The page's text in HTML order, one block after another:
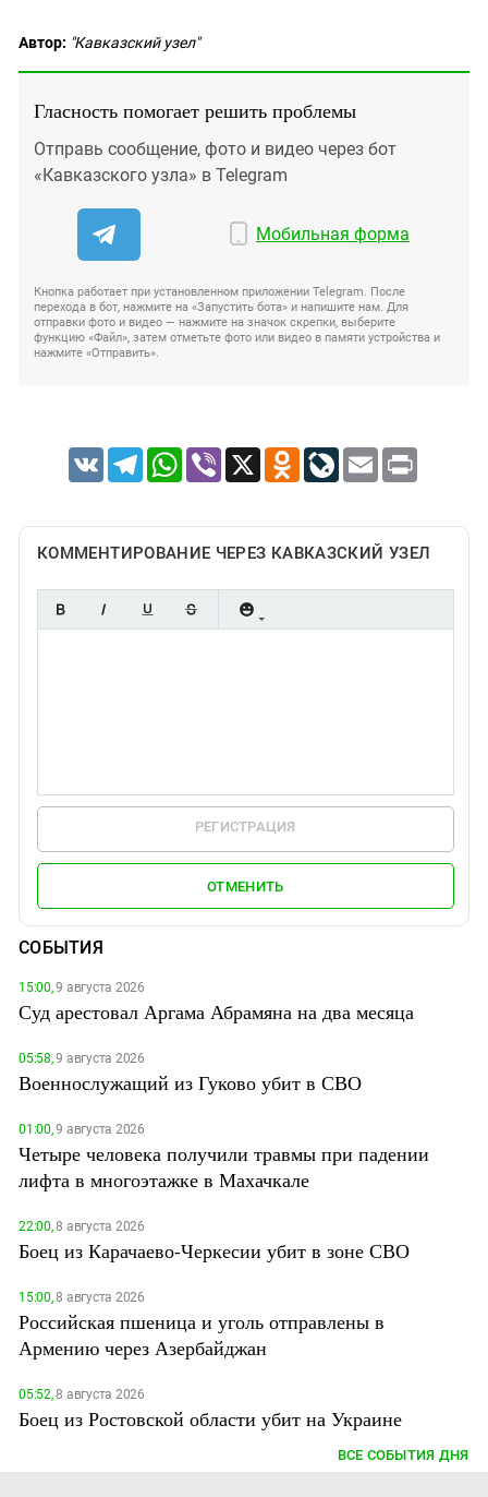
Автор: "Кавказский узел"
Гласность помогает решить проблемы
Отправь сообщение, фото и видео через бот
«Кавказского узла» в Telegram
Мобильная форма
Кнопка работает при установленном приложении Telegram. После
перехода в бот, нажмите на «Запустить бота» и напишите нам. Для
отправки фото и видео — нажмите на значок скрепки, выберите
функцию «Файл», затем отметьте фото или видео в памяти устройства и
нажмите «Отправить».
VK TelegramWhatsApp
Viber X Odnoklassniki
LiveJournal
Email Print
КОММЕНТИРОВАНИЕ ЧЕРЕЗ КАВКАЗСКИЙ УЗЕЛ
РЕГИСТРАЦИЯ
ОТМЕНИТЬ
СОБЫТИЯ
15:00,9 августа 2026
Суд арестовал Аргама Абрамяна на два месяца
05:58,9 августа 2026
Военнослужащий из Гуково убит в СВО
01:00,9 августа 2026
Четыре человека получили травмы при падении
лифта в многоэтажке в Махачкале
22:00,8 августа 2026
Боец из Карачаево-Черкесии убит в зоне СВО
15:00,8 августа 2026
Российская пшеница и уголь отправлены в
Армению через Азербайджан
05:52,8 августа 2026
Боец из Ростовской области убит на Украине
ВСЕ СОБЫТИЯ ДНЯ